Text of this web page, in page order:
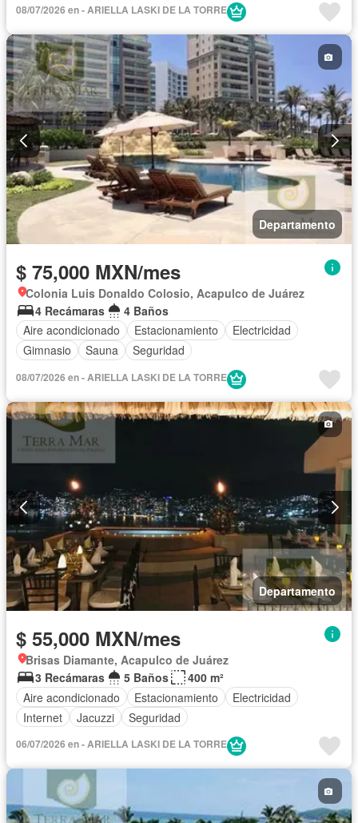
08/07/2026 en - ARIELLA LASKI DE LA TORRE
Departamento
$ 75,000 MXN/mes
Colonia Luis Donaldo Colosio, Acapulco de Juárez
4 Recámaras
4 Baños
Aire acondicionado
Estacionamiento
Electricidad
Gimnasio
Sauna Seguridad
08/07/2026 en - ARIELLA LASKI DE LA TORRE
Departamento
$ 55,000 MXN/mes
Brisas Diamante, Acapulco de Juárez
3 Recámaras
5 Baños
400 m²
Aire acondicionado
Estacionamiento
Electricidad
Internet
Jacuzzi Seguridad
06/07/2026 en - ARIELLA LASKI DE LA TORRE